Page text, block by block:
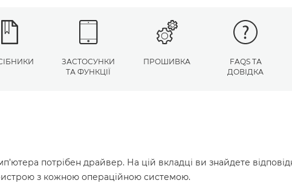
ЗАСТОСУНКИ
ТА ФУНКЦІЇ
ПРОШИВКА
FAQS ТА
ДОВІДКА
потрібен драйвер. На цій вкладці ви знайдете
з кожною операційною системою.